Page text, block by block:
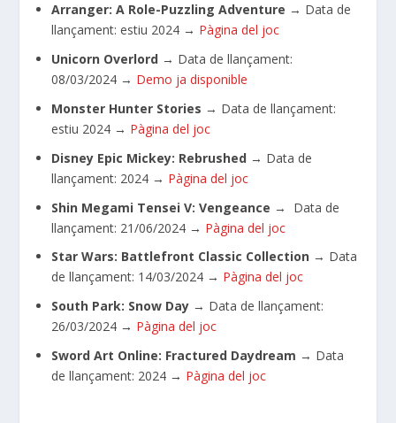
Arranger: A Role-Puzzling Adventure → Data de
llançament: estiu 2024 → Pàgina del joc
Unicorn Overlord → Data de llançament:
08/03/2024 → Demo ja disponible
Monster Hunter Stories → Data de llançament:
estiu 2024 → Pàgina del joc
Disney Epic Mickey: Rebrushed → Data de
llançament: 2024 → Pàgina del joc
Shin Megami Tensei V: Vengeance → Data de
llançament: 21/06/2024 → Pàgina del joc
Star Wars: Battlefront Classic Collection → Data
de llançament: 14/03/2024 → Pàgina del joc
South Park: Snow Day → Data de llançament:
26/03/2024 → Pàgina del joc
Sword Art Online: Fractured Daydream → Data
de llançament: 2024 → Pàgina del joc